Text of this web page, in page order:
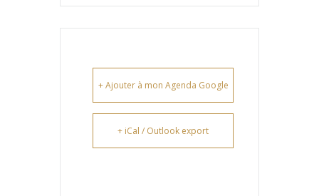
+ Ajouter à mon Agenda Google
+ iCal / Outlook export